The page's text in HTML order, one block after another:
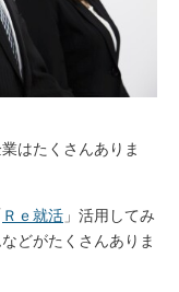
はたくさんありま
Ｒｅ就活 」活用してみ
どがたくさんありま